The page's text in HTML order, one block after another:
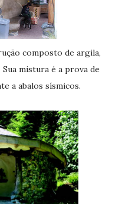
mistura é a prova de
a abalos sísmicos.